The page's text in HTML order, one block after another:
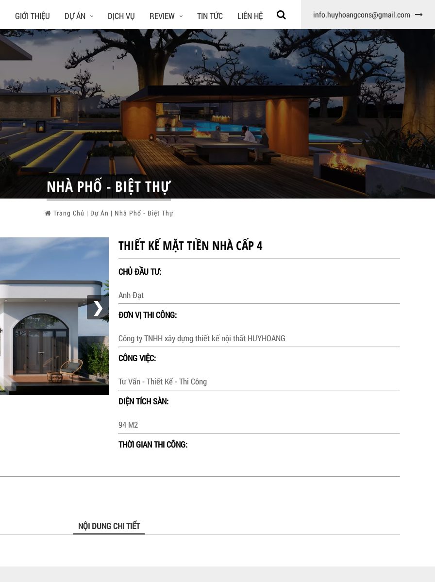
GIỚI THIỆU DỰ ÁN DỊCH VỤ REVIEW TIN TỨC LIÊN HỆ info.huyhoangcons@gmail.com
NHÀ PHỐ - BIỆT THỰ
Trang Chủ | Dự Án | Nhà Phố - Biệt Thự
❯
THIẾT KẾ MẶT TIỀN NHÀ CẤP 4
CHỦ ĐẦU TƯ:
Anh Đạt
ĐƠN VỊ THI CÔNG:
Công ty TNHH xây dựng thiết kế nội thất HUYHOANG
CÔNG VIỆC:
Tư Vấn - Thiết Kế - Thi Công
DIỆN TÍCH SÀN:
94 M2
THỜI GIAN THI CÔNG:
NỘI DUNG CHI TIẾT